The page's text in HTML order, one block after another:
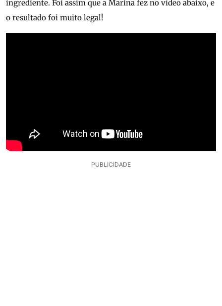
ingrediente. Foi assim que a Marina fez no vídeo abaixo, e
o resultado foi muito legal!
PUBLICIDADE